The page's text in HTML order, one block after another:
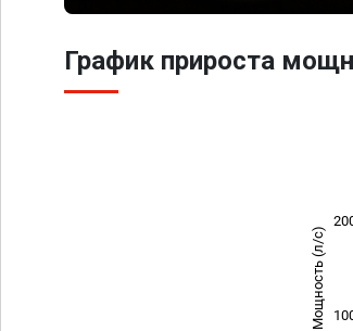
График прироста
Мощность (л/с)